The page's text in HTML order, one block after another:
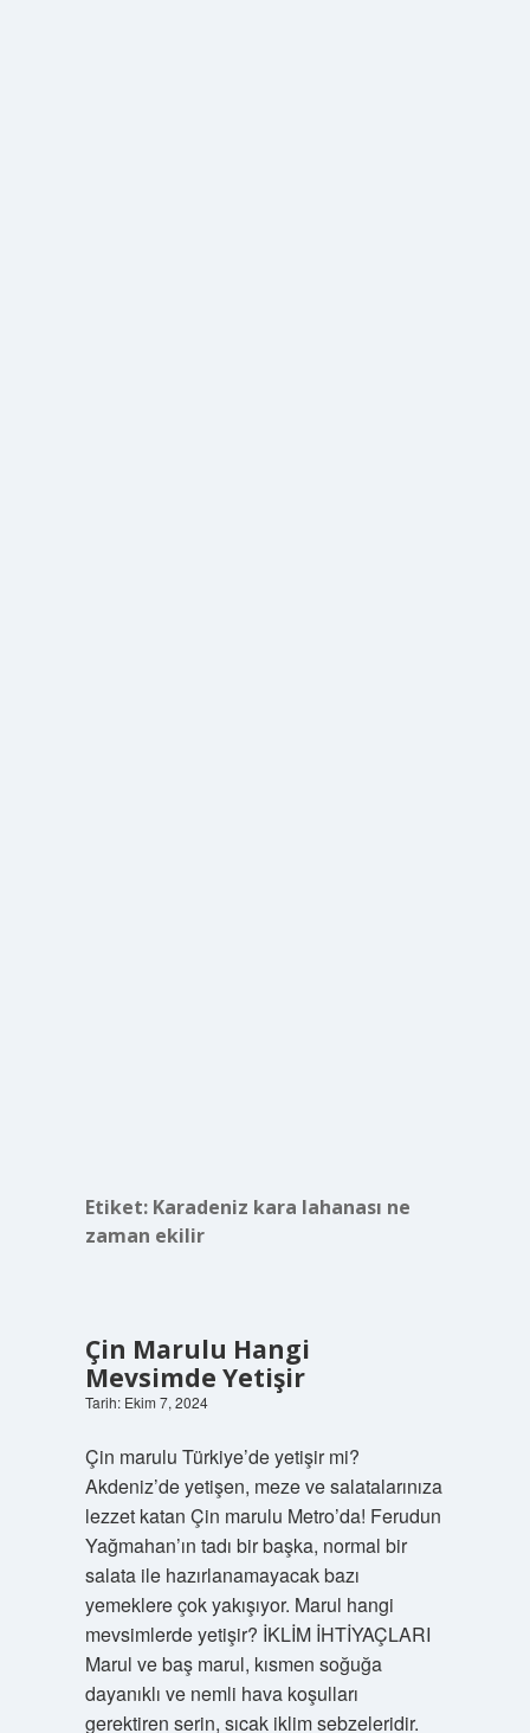
Etiket: Karadeniz kara lahanası ne
zaman ekilir
Çin Marulu Hangi
Mevsimde Yetişir
Tarih: Ekim 7, 2024
Çin marulu Türkiye’de yetişir mi?
Akdeniz’de yetişen, meze ve salatalarınıza
lezzet katan Çin marulu Metro’da! Ferudun
Yağmahan’ın tadı bir başka, normal bir
salata ile hazırlanamayacak bazı
yemeklere çok yakışıyor. Marul hangi
mevsimlerde yetişir? İKLİM İHTİYAÇLARI
Marul ve baş marul, kısmen soğuğa
dayanıklı ve nemli hava koşulları
gerektiren serin, sıcak iklim sebzeleridir.